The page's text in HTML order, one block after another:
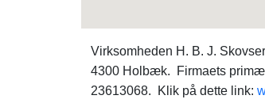
Virksomheden H. B. J.
4300 Holbæk. Firmaets
23613068. Klik på dette link: